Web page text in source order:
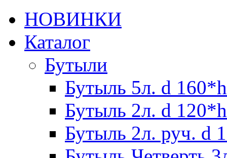
НОВИНКИ
Каталог
Бутыли
Бутыль 5л. d
Бутыль 2л. d
Бутыль 2л. руч. d